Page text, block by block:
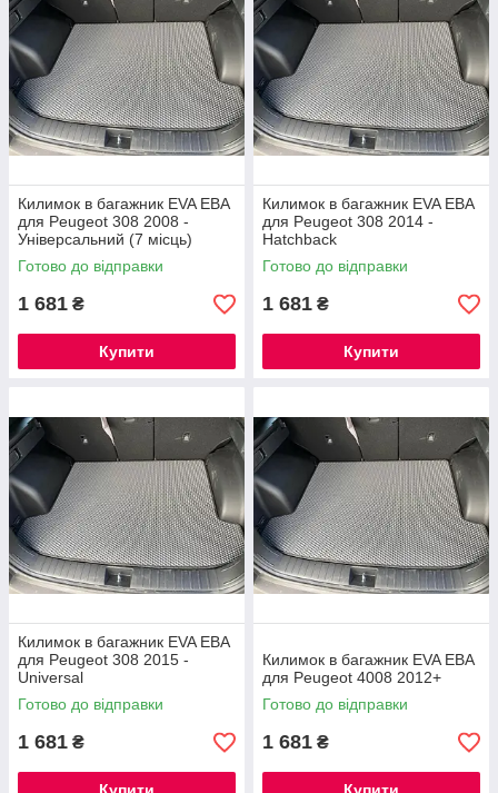
Килимок в багажник EVA ЕВА
для Peugeot 308 2008 -
Універсальний (7 місць)
Готово до відправки
1 681 ₴
Купити
Килимок в багажник EVA ЕВА
для Peugeot 308 2014 -
Hatchback
Готово до відправки
1 681 ₴
Купити
Килимок в багажник EVA ЕВА
для Peugeot 308 2015 -
Universal
Готово до відправки
1 681 ₴
Килимок в багажник EVA ЕВА
для Peugeot 4008 2012+
Готово до відправки
1 681 ₴